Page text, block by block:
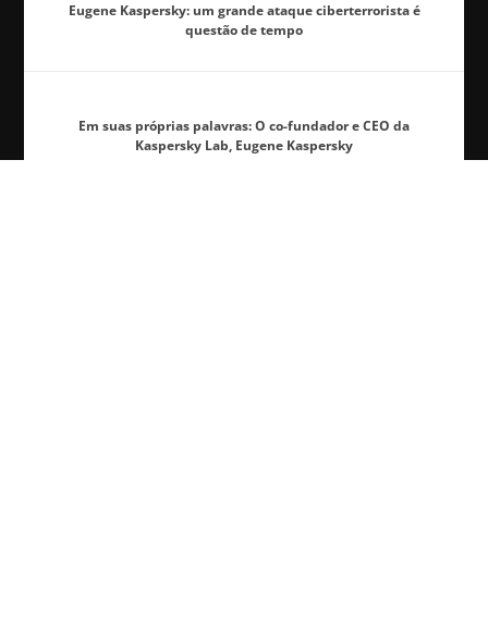
Eugene Kaspersky: um grande ataque ciberterrorista é
questão de tempo
Em suas próprias palavras: O co-fundador e CEO da
Kaspersky Lab, Eugene Kaspersky